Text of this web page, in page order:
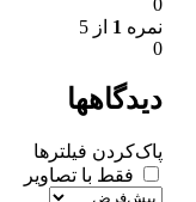
نمره 1 از 5
0
دیدگاهها
پاک‌کردن فیلترها
فقط با تصاویر